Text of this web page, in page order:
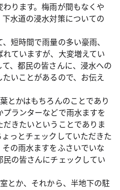
わります。梅雨が間もなくや
水道の浸水対策についての
短時間で雨量の多い豪雨、
れていますが、大変増えてい
、都民の皆さんに、浸水への
いことがあるので、お伝え
とかはもちろんのことであり
ランターなどで雨水ますを
きたいということでありま
っとチェックしていただきた
の雨水ますをふさいでいな
の皆さんにチェックしてい
とか、それから、半地下の駐